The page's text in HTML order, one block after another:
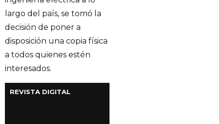
largo del país, se tomó la
decisión de poner a
disposición una copia física
a todos quienes estén
interesados.
REVISTA DIGITAL